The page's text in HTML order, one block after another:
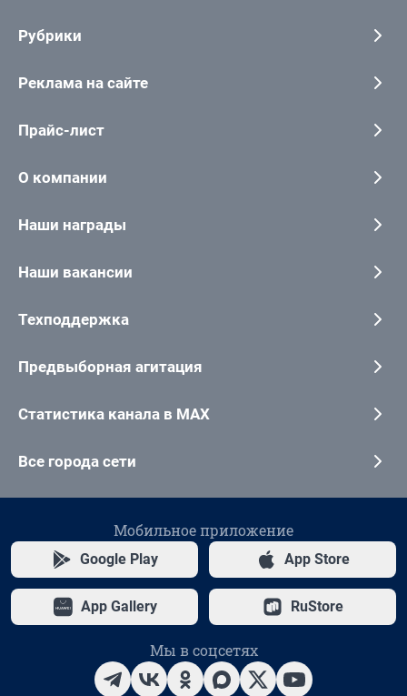
Рубрики
Реклама на сайте
Прайс-лист
О компании
Наши награды
Наши вакансии
Техподдержка
Предвыборная агитация
Статистика канала в MAX
Все города сети
Мобильное приложение
Google Play App Store
App Gallery RuStore
Мы в соцсетях